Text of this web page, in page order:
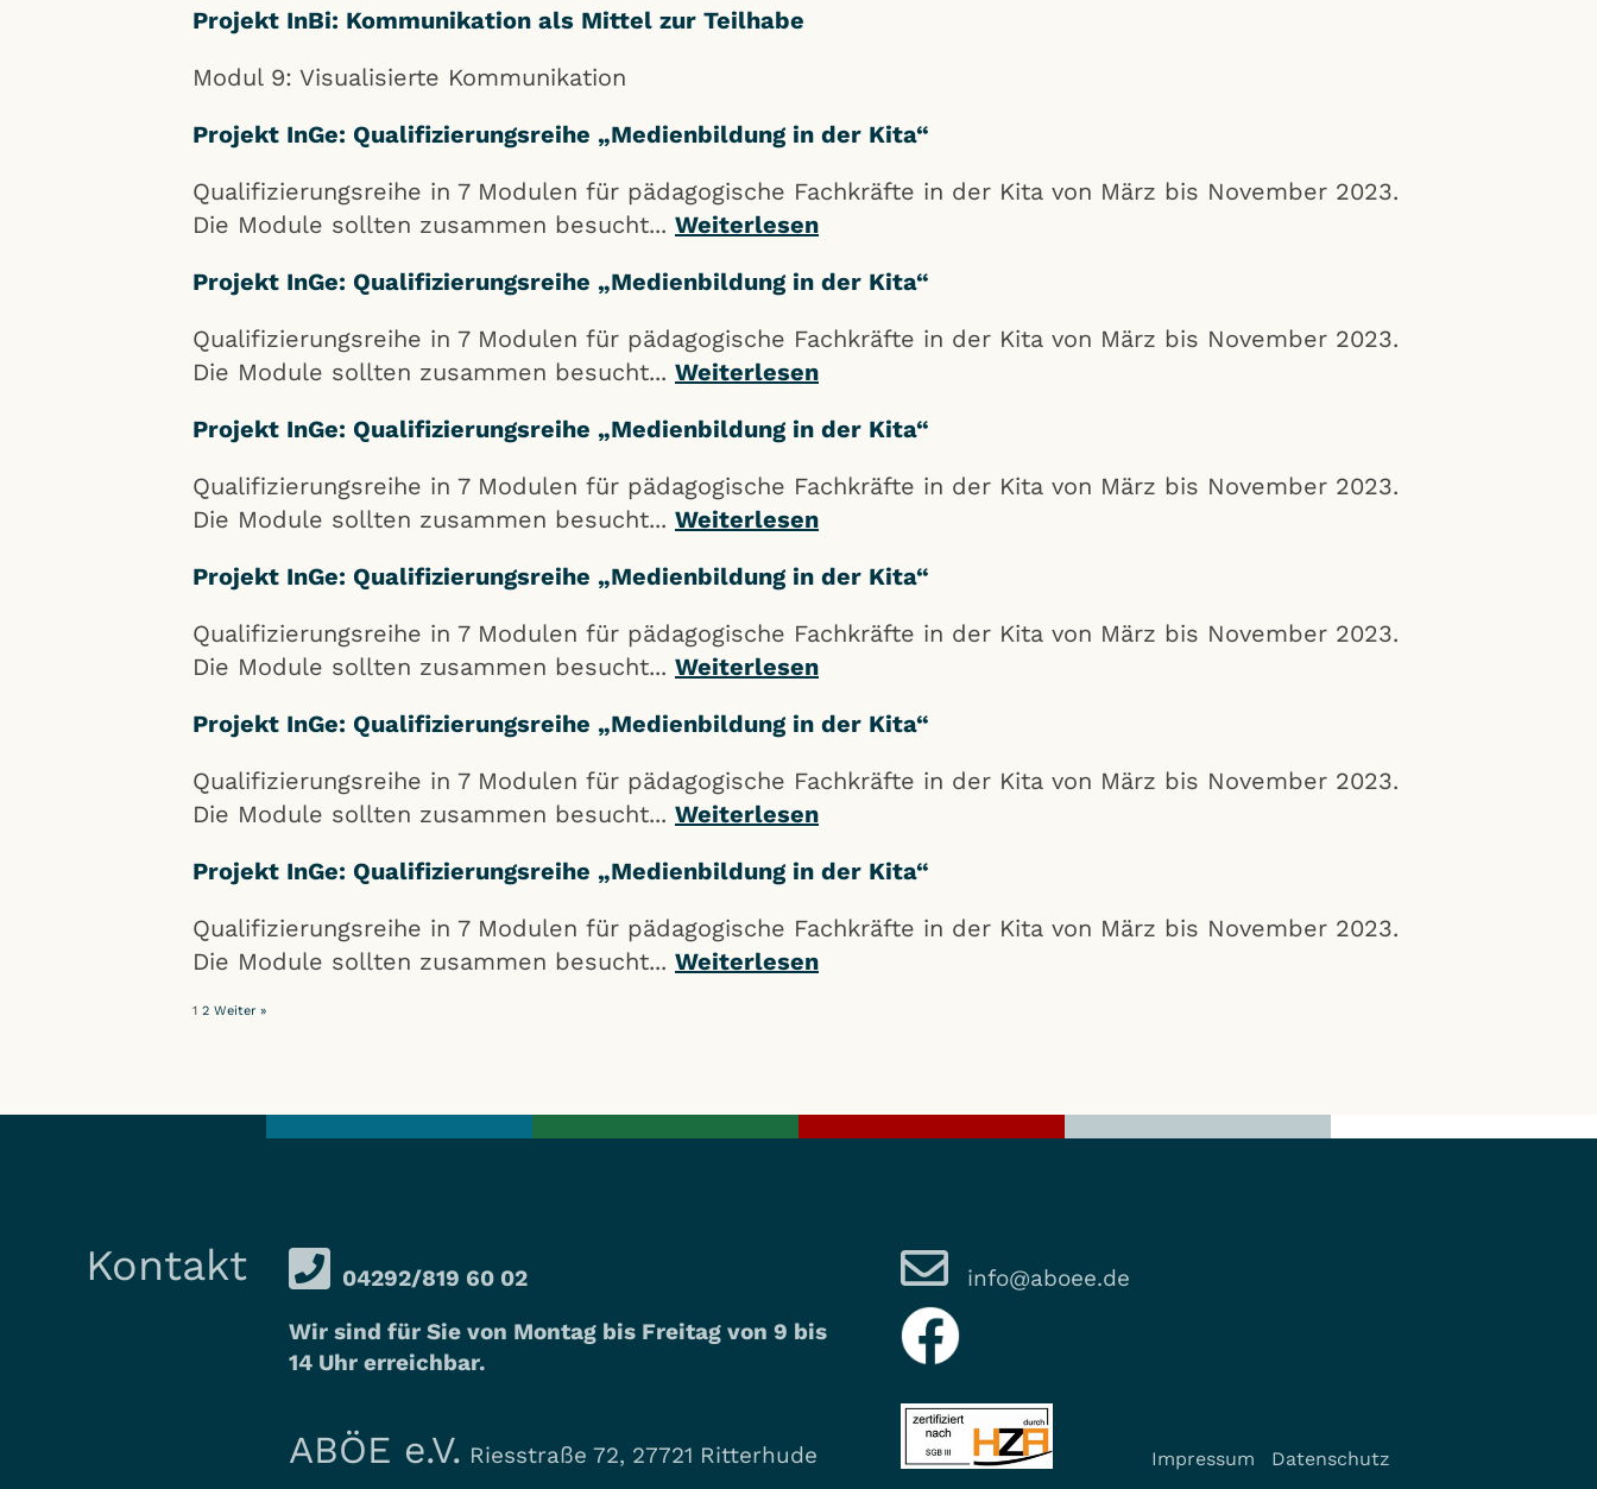
Projekt InBi: Kommunikation als Mittel zur Teilhabe
Modul 9: Visualisierte Kommunikation
Projekt InGe: Qualifizierungsreihe „Medienbildung in der Kita“
Qualifizierungsreihe in 7 Modulen für pädagogische Fachkräfte in der Kita von März bis November 2023.
Die Module sollten zusammen besucht... Weiterlesen
Projekt InGe: Qualifizierungsreihe „Medienbildung in der Kita“
Qualifizierungsreihe in 7 Modulen für pädagogische Fachkräfte in der Kita von März bis November 2023.
Die Module sollten zusammen besucht... Weiterlesen
Projekt InGe: Qualifizierungsreihe „Medienbildung in der Kita“
Qualifizierungsreihe in 7 Modulen für pädagogische Fachkräfte in der Kita von März bis November 2023.
Die Module sollten zusammen besucht... Weiterlesen
Projekt InGe: Qualifizierungsreihe „Medienbildung in der Kita“
Qualifizierungsreihe in 7 Modulen für pädagogische Fachkräfte in der Kita von März bis November 2023.
Die Module sollten zusammen besucht... Weiterlesen
Projekt InGe: Qualifizierungsreihe „Medienbildung in der Kita“
Qualifizierungsreihe in 7 Modulen für pädagogische Fachkräfte in der Kita von März bis November 2023.
Die Module sollten zusammen besucht... Weiterlesen
Projekt InGe: Qualifizierungsreihe „Medienbildung in der Kita“
Qualifizierungsreihe in 7 Modulen für pädagogische Fachkräfte in der Kita von März bis November 2023.
Die Module sollten zusammen besucht... Weiterlesen
1 2 Weiter »
Kontakt
04292/819 60 02
Wir sind für Sie von Montag bis Freitag von 9 bis
14 Uhr erreichbar.
info@aboee.de
ABÖE e.V. Riesstraße 72, 27721 Ritterhude Impressum Datenschutz